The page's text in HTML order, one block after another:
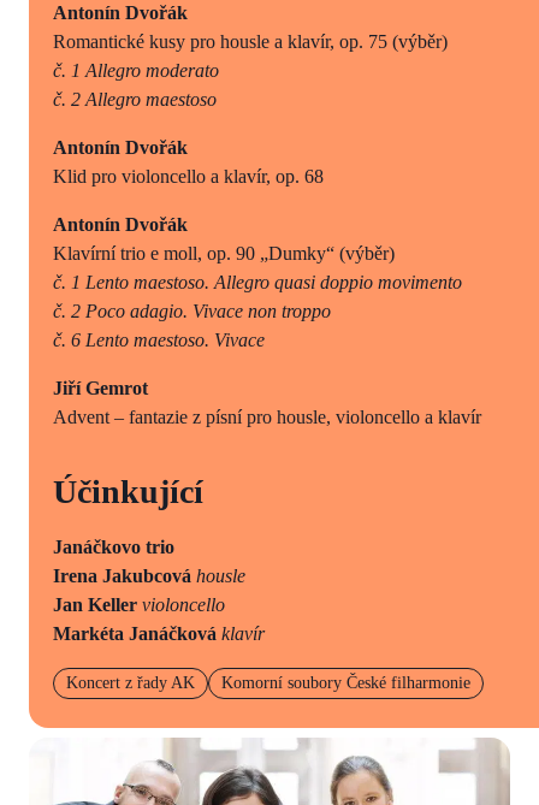
Antonín Dvořák
Romantické kusy pro housle a klavír, op. 75 (výběr)
č. 1 Allegro moderato
č. 2 Allegro maestoso
Antonín Dvořák
Klid pro violoncello a klavír, op. 68
Antonín Dvořák
Klavírní trio e moll, op. 90 „Dumky“ (výběr)
č. 1 Lento maestoso. Allegro quasi doppio movimento
č. 2 Poco adagio. Vivace non troppo
č. 6 Lento maestoso. Vivace
Jiří Gemrot
Advent – fantazie z písní pro housle, violoncello a klavír
Účinkující
Janáčkovo trio
Irena Jakubcová housle
Jan Keller violoncello
Markéta Janáčková klavír
Koncert z řady AK Komorní soubory České filharmonie